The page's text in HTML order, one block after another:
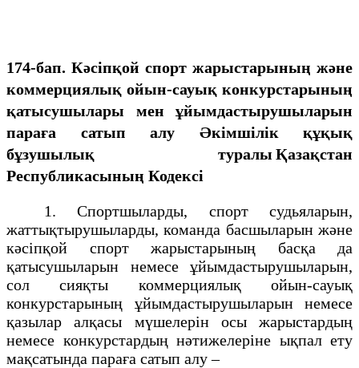
174-бап. Кәсіпқой спорт жарыстарының және
коммерциялық ойын-сауық конкурстарының
қатысушылары мен ұйымдастырушыларын
параға сатып алу
Әкімшілік құқық
бұзушылық туралы Қазақстан
Республикасының Кодексі
1. Спортшыларды, спорт судьяларын,
жаттықтырушыларды, команда басшыларын және
кәсіпқой спорт жарыстарының басқа да
қатысушыларын немесе ұйымдастырушыларын,
сол сияқты коммерциялық ойын-сауық
конкурстарының ұйымдастырушыларын немесе
қазылар алқасы мүшелерін осы жарыстардың
немесе конкурстардың нәтижелеріне ықпал ету
мақсатында параға сатып алу –